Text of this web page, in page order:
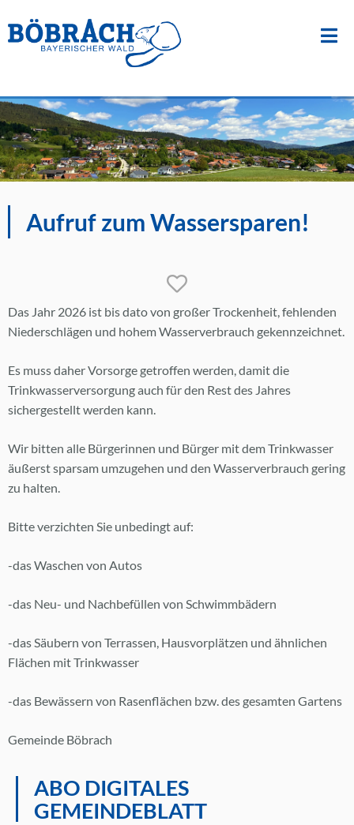
Inhalt
springen
Suche
nach:
Aufruf zum Wassersparen!
Das Jahr 2026 ist bis dato von großer Trockenheit, fehlenden
Niederschlägen und hohem Wasserverbrauch gekennzeichnet.
Es muss daher Vorsorge getroffen werden, damit die
Trinkwasserversorgung auch für den Rest des Jahres
sichergestellt werden kann.
Wir bitten alle Bürgerinnen und Bürger mit dem Trinkwasser
äußerst sparsam umzugehen und den Wasserverbrauch gering
zu halten.
Bitte verzichten Sie unbedingt auf:
-das Waschen von Autos
-das Neu- und Nachbefüllen von Schwimmbädern
-das Säubern von Terrassen, Hausvorplätzen und ähnlichen
Flächen mit Trinkwasser
-das Bewässern von Rasenflächen bzw. des gesamten Gartens
Gemeinde Böbrach
ABO DIGITALES
GEMEINDEBLATT